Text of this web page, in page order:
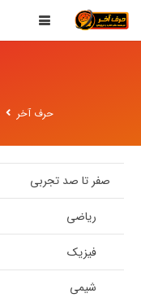
حرف آخر
صفر تا صد تجربی
ریاضی
فیزیک
شیمی